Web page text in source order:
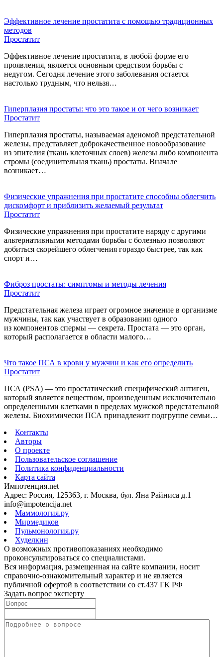
Эффективное лечение простатита с помощью традиционных
методов
Простатит
Эффективное лечение простатита, в любой форме его
проявления, является основным средством борьбы с
недугом. Cегодня лечение этого заболевания остается
настолько трудным, что нельзя…
Гиперплазия простаты: что это такое и от чего возникает
Простатит
Гиперплазия простаты, называемая аденомой предстательной
железы, представляет доброкачественное новообразование
из эпителия (ткань клеточных слоев) железы либо компонента
стромы (соединительная ткань) простаты. Вначале
возникает…
Физические упражнения при простатите способны облегчить
дискомфорт и приблизить желаемый результат
Простатит
Физические упражнения при простатите наряду с другими
альтернативными методами борьбы с болезнью позволяют
добиться скорейшего облегчения гораздо быстрее, так как
спорт и…
Фиброз простаты: симптомы и методы лечения
Простатит
Предстательная железа играет огромное значение в организме
мужчины, так как участвует в образовании одного
из компонентов спермы — секрета. Простата — это орган,
который располагается в области малого…
Что такое ПСА в крови у мужчин и как его определить
Простатит
ПСА (PSA) — это простатический специфический антиген,
который является веществом, произведенным исключительно
определенными клетками в пределах мужской предстательной
железы. Биохимически ПСА принадлежит подгруппе семьи…
Контакты
Авторы
О проекте
Пользовательское соглашение
Политика конфиденциальности
Карта сайта
Импотенция.net
Адрес: Россия, 125363, г. Москва, бул. Яна Райниса д.1
info@impotencija.net
Маммология.ру
Мирмедиков
Пульмонология.ру
Худелкин
О возможных противопоказаниях необходимо
проконсультироваться со специалистами.
Вся информация, размещенная на сайте компании, носит
справочно-ознакомительный характер и не является
публичной офертой в соответствии со ст.437 ГК РФ
Задать вопрос эксперту